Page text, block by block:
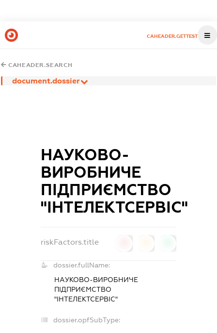
CAHEADER.GETTEST
CAHEADER.SEARCH
document.dossier
НАУКОВО-
ВИРОБНИЧЕ
ПІДПРИЄМСТВО
"ІНТЕЛЕКТСЕРВІС"
riskFactors.title
dossier.fullName:
НАУКОВО-ВИРОБНИЧЕ
ПІДПРИЄМСТВО
"ІНТЕЛЕКТСЕРВІС"
dossier.opfSubType: